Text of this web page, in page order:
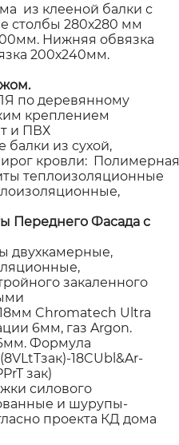
из клееной балки с
столбы 280х280 мм
Нижняя обвязка
200х240мм.
по деревянному
креплением
и ПВХ
из сухой,
кровли: Полимерная
теплоизоляционные
Переднего Фасада с
двухкамерные,
закаленного
Chromatech Ultra
6мм, газ Argon.
Формула
18CUbl&Ar-
зак)
силового
и шурупы-
проекта КД дома